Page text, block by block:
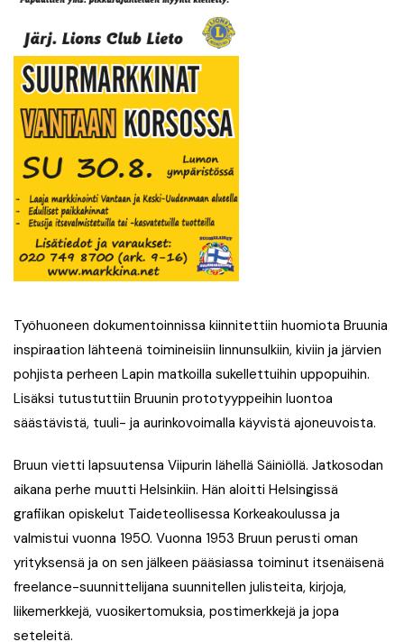
Työhuoneen dokumentoinnissa kiinnitettiin huomiota Bruunia
inspiraation lähteenä toimineisiin linnunsulkiin, kiviin ja järvien
pohjista perheen Lapin matkoilla sukellettuihin uppopuihin.
Lisäksi tutustuttiin Bruunin prototyyppeihin luontoa
säästävistä, tuuli- ja aurinkovoimalla käyvistä ajoneuvoista.
Bruun vietti lapsuutensa Viipurin lähellä Säiniöllä. Jatkosodan
aikana perhe muutti Helsinkiin. Hän aloitti Helsingissä
grafiikan opiskelut Taideteollisessa Korkeakoulussa ja
valmistui vuonna 1950. Vuonna 1953 Bruun perusti oman
yrityksensä ja on sen jälkeen pääsiassa toiminut itsenäisenä
freelance-suunnittelijana suunnitellen julisteita, kirjoja,
liikemerkkejä, vuosikertomuksia, postimerkkejä ja jopa
seteleitä.